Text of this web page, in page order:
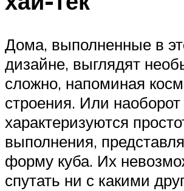
Дома, выполненные в
дизайне, выглядят
сложно, напоминая
строения. Или наоборот
характеризуются
выполнения,
форму куба. Их
спутать ни с какими